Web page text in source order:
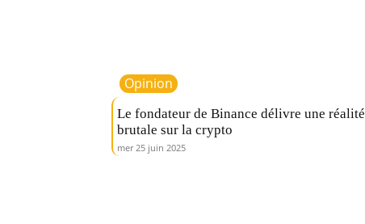
Opinion
Le fondateur de Binance délivre une réalité
brutale sur la crypto
mer 25 juin 2025